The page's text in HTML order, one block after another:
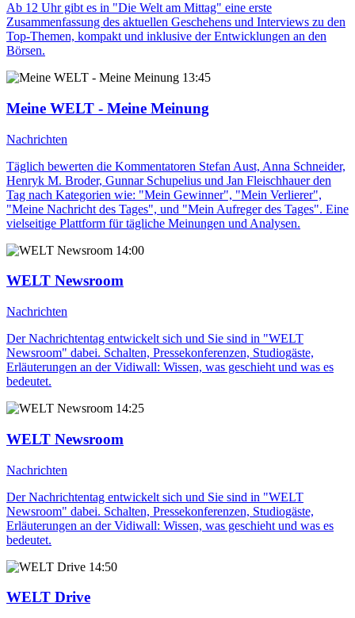
Ab 12 Uhr gibt es in "Die Welt am Mittag" eine erste
Zusammenfassung des aktuellen Geschehens und Interviews zu den
Top-Themen, kompakt und inklusive der Entwicklungen an den
Börsen.
13:45
Meine WELT - Meine Meinung
Nachrichten
Täglich bewerten die Kommentatoren Stefan Aust, Anna Schneider,
Henryk M. Broder, Gunnar Schupelius und Jan Fleischhauer den
Tag nach Kategorien wie: "Mein Gewinner", "Mein Verlierer",
"Meine Nachricht des Tages", und "Mein Aufreger des Tages". Eine
vielseitige Plattform für tägliche Meinungen und Analysen.
14:00
WELT Newsroom
Nachrichten
Der Nachrichtentag entwickelt sich und Sie sind in "WELT
Newsroom" dabei. Schalten, Pressekonferenzen, Studiogäste,
Erläuterungen an der Vidiwall: Wissen, was geschieht und was es
bedeutet.
14:25
WELT Newsroom
Nachrichten
Der Nachrichtentag entwickelt sich und Sie sind in "WELT
Newsroom" dabei. Schalten, Pressekonferenzen, Studiogäste,
Erläuterungen an der Vidiwall: Wissen, was geschieht und was es
bedeutet.
14:50
WELT Drive